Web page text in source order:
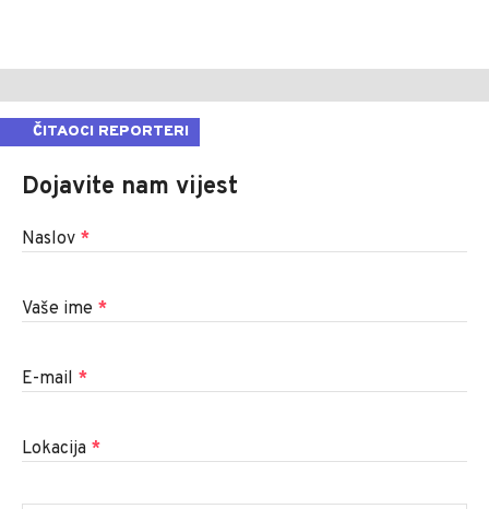
ČITAOCI REPORTERI
Dojavite nam vijest
Naslov *
Vaše ime *
E-mail *
Lokacija *